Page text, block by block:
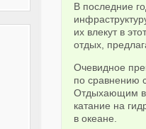
В последние
их влекут в
отдых,
Очевидное
по сравнению
Отдыхающим в
катание на
в океане.